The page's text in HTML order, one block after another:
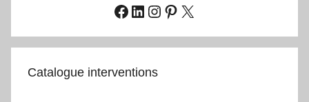
Facebook
LinkedIn
Instagram
Pinterest
X
Catalogue interventions